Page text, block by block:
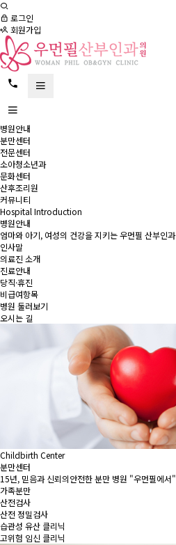
로그인
회원가입
병원안내
분만센터
전문센터
소아청소년과
문화센터
산후조리원
커뮤니티
Hospital Introduction
병원안내
엄마와 아기, 여성의 건강을 지키는 우먼필 산부인과
인사말
의료진 소개
진료안내
당직·휴진
비급여항목
병원 둘러보기
오시는 길
Childbirth Center
분만센터
15년, 믿음과 신뢰의안전한 분만 병원 "우먼필에서"
가족분만
산전검사
산전 정밀검사
습관성 유산 클리닉
고위험 임신 클리닉